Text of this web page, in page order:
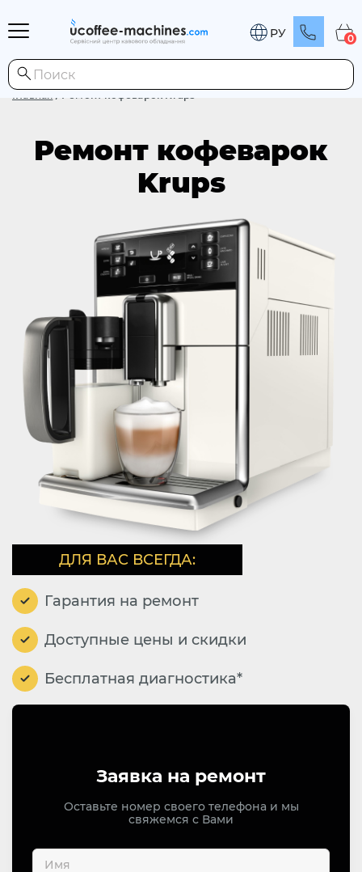
РУ 0
Главная / Ремонт кофеварок Krups
Ремонт кофеварок
Krups
ДЛЯ ВАС ВСЕГДА:
Гарантия на ремонт
Доступные цены и скидки
Бесплатная диагностика*
Заявка на ремонт
Оставьте номер своего телефона и мы
свяжемся с Вами